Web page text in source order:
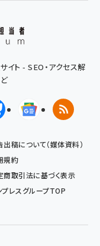
イト - SEO・アクセス解
)
BlueskyGoogleニュ
RSS
出稿について（媒体資料）
規約
商取引法に基づく表示
プレスグループTOP